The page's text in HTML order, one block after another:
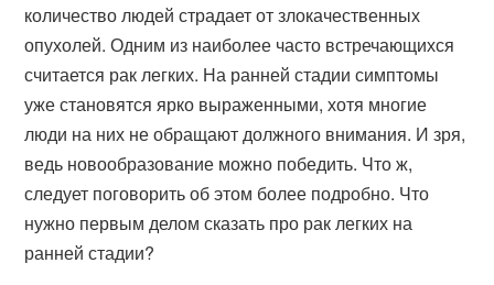
количество людей страдает от злокачественных
опухолей. Одним из наиболее часто встречающихся
считается рак легких. На ранней стадии симптомы
уже становятся ярко выраженными, хотя многие
люди на них не обращают должного внимания. И зря,
ведь новообразование можно победить. Что ж,
следует поговорить об этом более подробно. Что
нужно первым делом сказать про рак легких на
ранней стадии?